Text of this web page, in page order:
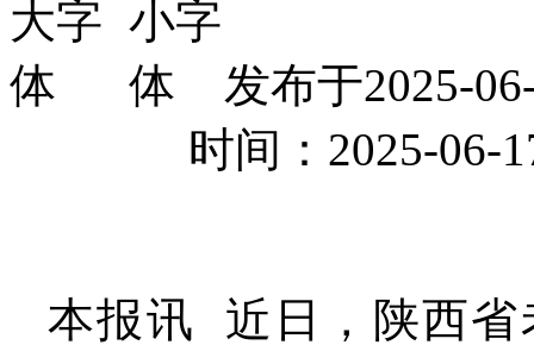
发布于2025-
时间：2025-
本报讯 近日，陕西省